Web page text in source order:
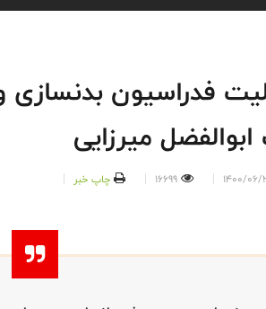
فدراسیون
میرزایی
1400/06/
16699 چاپ خبر